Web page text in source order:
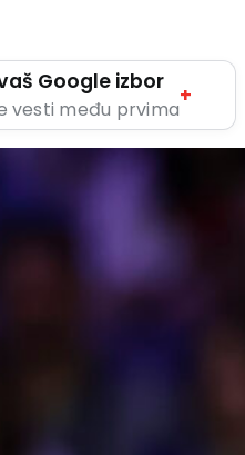
Google izbor
vesti među prvima
+